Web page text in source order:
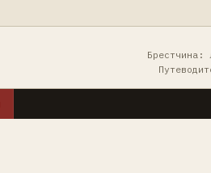
Брестчина: